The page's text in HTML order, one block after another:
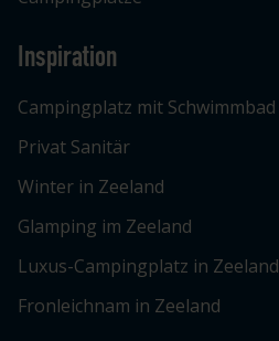
Inspiration
Campingplatz mit Schwimmbad
Privat Sanitär
Winter in Zeeland
Glamping im Zeeland
Luxus-Campingplatz in Zeeland
Fronleichnam in Zeeland